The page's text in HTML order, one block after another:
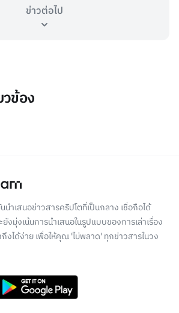
ข่าวต่อไป
ข้อง
นำเสนอข่าวสารคริปโตที่เป็นกลาง เชื่อถือได้
งมุ่งเน้นการนำเสนอในรูปแบบของการเล่าเรื่อง
ถึงได้ง่าย เพื่อให้คุณ 'ไม่พลาด' ทุกข่าวสารในวง